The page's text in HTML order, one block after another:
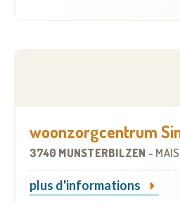
woonzorgcentrum
3740 MUNSTERBILZEN -
plus d'informations